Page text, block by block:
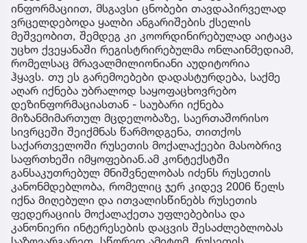
ინფორმაციით, მსგავსი ცნობები თავდაპირველად
ვრცელდებოდა ყალბი ანგარიშების ქსელის
მეშვეობით, შემდეგ კი კოორდინირებულად აიტაცა
უცხო ქვეყანაში რეგისტრირებულმა ონლაინმედიამ,
რომელსაც მრავალმილიონიანი აუდიტორია
ჰყავს. თუ ეს გარემოებები დადასტურდება, საქმე
აღარ იქნება უბრალოდ საყოფაცხოვრებო
დეზინფორმაციასთან - საუბარი იქნება
მიზანმიმართულ მცდელობაზე, საერთაშორისო
სივრცეში შეიქმნას წარმოდგენა, თითქოს
საქართველოში რუსეთის მოქალაქეები მასობრივ
საფრთხეში იმყოფებიან.ამ კონტექსტში
განსაკუთრებულ მნიშვნელობას იძენს რუსეთის
კანონმდებლობა, რომელიც ჯერ კიდევ 2006 წელს
იქნა მიღებული და ითვალისწინებს რუსეთის
ფედერაციის მოქალაქეთა უფლებებისა და
კანონიერი ინტერესების დაცვის შესაძლებლობას